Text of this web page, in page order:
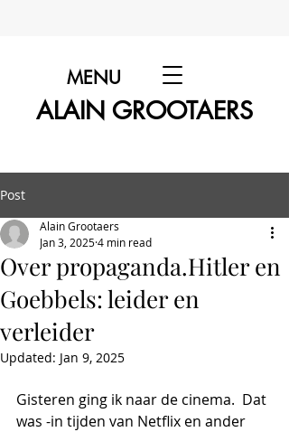
MENU
ALAIN GROOTAERS
Post
Over propaganda.Hitler en
Goebbels: leider en
verleider
Alain Grootaers
Jan 3, 20254 min read
Updated: Jan 9, 2025
Gisteren ging ik naar de cinema.  Dat
was -in tijden van Netflix en ander